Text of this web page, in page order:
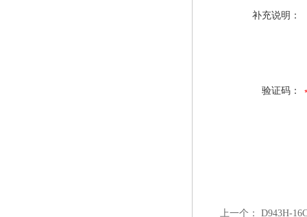
补充说明：
验证码：
上一个： D943H-